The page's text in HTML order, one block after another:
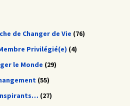
de Changer de Vie (76)
Privilégié(e) (4)
le Monde (29)
(55)
Inspirants… (27)